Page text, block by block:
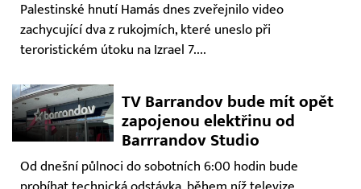
Palestinské hnutí Hamás dnes zveřejnilo video
zachycující dva z rukojmích, které uneslo při
teroristickém útoku na Izrael 7....
TV Barrandov bude mít opět
zapojenou elektřinu od
Barrrandov Studio
Od dnešní půlnoci do sobotních 6:00 hodin bude